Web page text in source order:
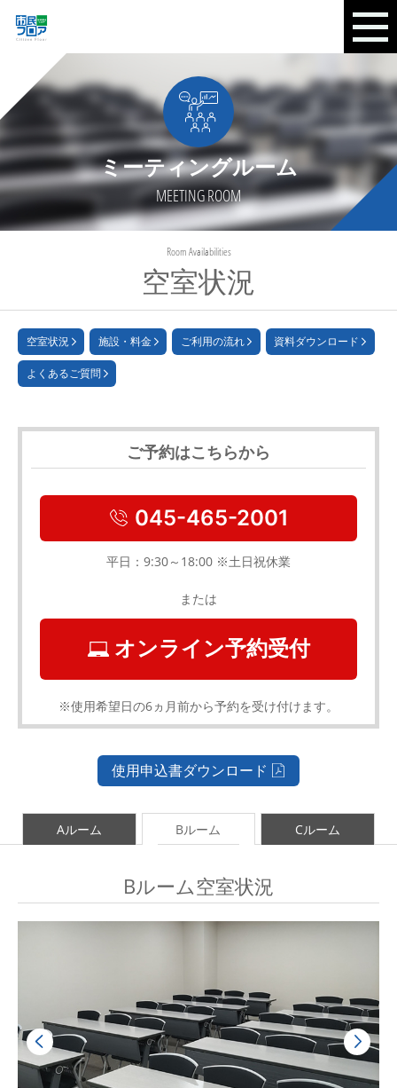
ミーティングルーム
MEETING ROOM
空室状況
Room Availabilities
空室状況 施設・料金 ご利用の流れ 資料ダウンロード
よくあるご質問
ご予約はこちらから
045-465-2001
平日：9:30～18:00 ※土日祝休業
または
オンライン予約受付
※使用希望日の6ヵ月前から予約を受け付けます。
使用申込書ダウンロード
Aルーム Bルーム Cルーム
Bルーム空室状況